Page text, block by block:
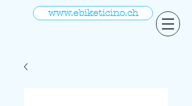
www.ebiketicino.ch